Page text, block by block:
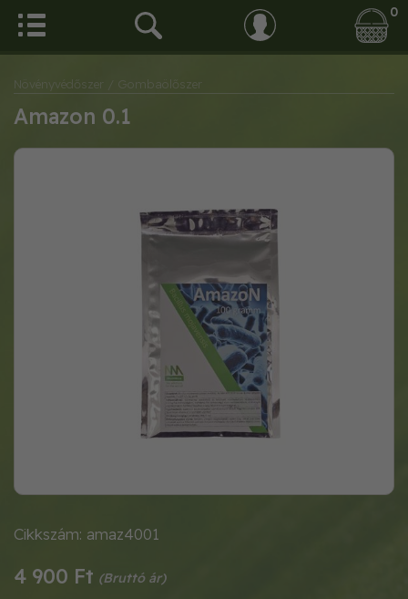
0
Növényvédőszer / Gombaölőszer
Amazon 0.1
Cikkszám: amaz4001
4 900 Ft